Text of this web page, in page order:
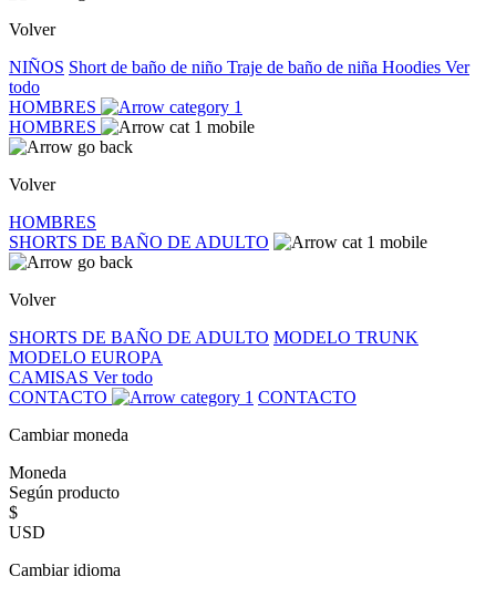
Volver
NIÑOS Short de baño de niño Traje de baño de niña Hoodies Ver
todo
HOMBRES
HOMBRES
Volver
HOMBRES
SHORTS DE BAÑO DE ADULTO
Volver
SHORTS DE BAÑO DE ADULTO MODELO TRUNK
MODELO EUROPA
CAMISAS Ver todo
CONTACTO
CONTACTO
Cambiar moneda
Moneda
Según producto
$
USD
Cambiar idioma